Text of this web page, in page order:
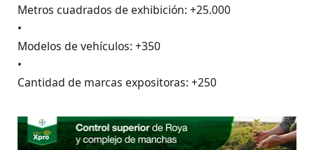
Metros cuadrados de exhibición: +25.000
•
Modelos de vehículos: +350
•
Cantidad de marcas expositoras: +250